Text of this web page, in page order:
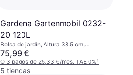
Gardena Gartenmobil 0232-
20 120L
Bolsa de jardín, Altura 38.5 cm,
Longitud 50.8 cm, 120 L
75,99 €
O 3 pagos de 25,33 €/mes. TAE 0%¹
5 tiendas